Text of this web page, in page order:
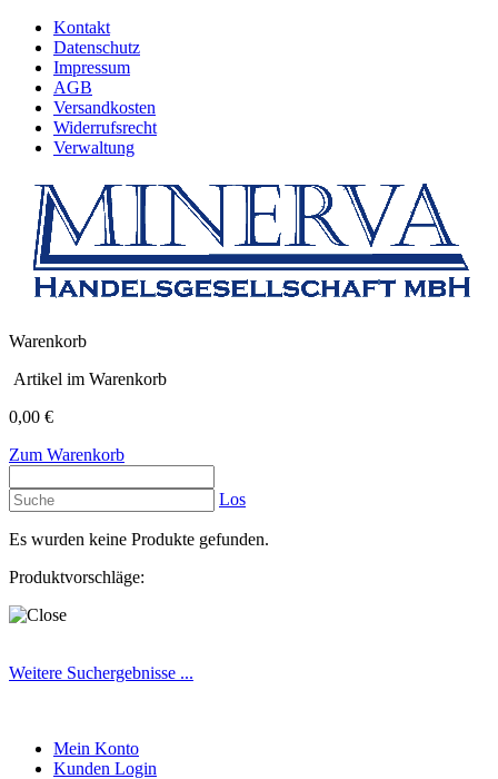
Kontakt
Datenschutz
Impressum
AGB
Versandkosten
Widerrufsrecht
Verwaltung
Warenkorb
Artikel im Warenkorb
0,00 €
Zum Warenkorb
Los
Es wurden keine Produkte gefunden.
Produktvorschläge:
Weitere Suchergebnisse ...
Mein Konto
Kunden Login